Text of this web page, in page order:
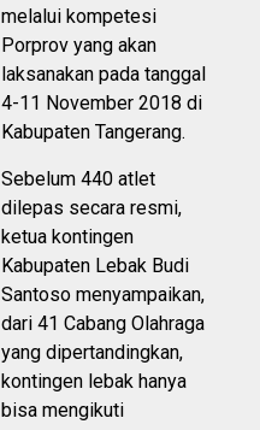
melalui kompetesi
Porprov yang akan
laksanakan pada tanggal
4-11 November 2018 di
Kabupaten Tangerang.
Sebelum 440 atlet
dilepas secara resmi,
ketua kontingen
Kabupaten Lebak Budi
Santoso menyampaikan,
dari 41 Cabang Olahraga
yang dipertandingkan,
kontingen lebak hanya
bisa mengikuti